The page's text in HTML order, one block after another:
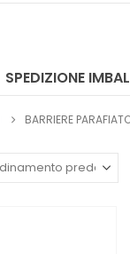
SPEDIZIONE
BARRIERE